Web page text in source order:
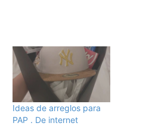
Ideas de arreglos para
PAP . De internet